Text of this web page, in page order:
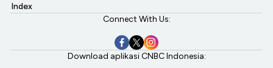
Index
Connect With Us:
Download aplikasi CNBC Indonesia: